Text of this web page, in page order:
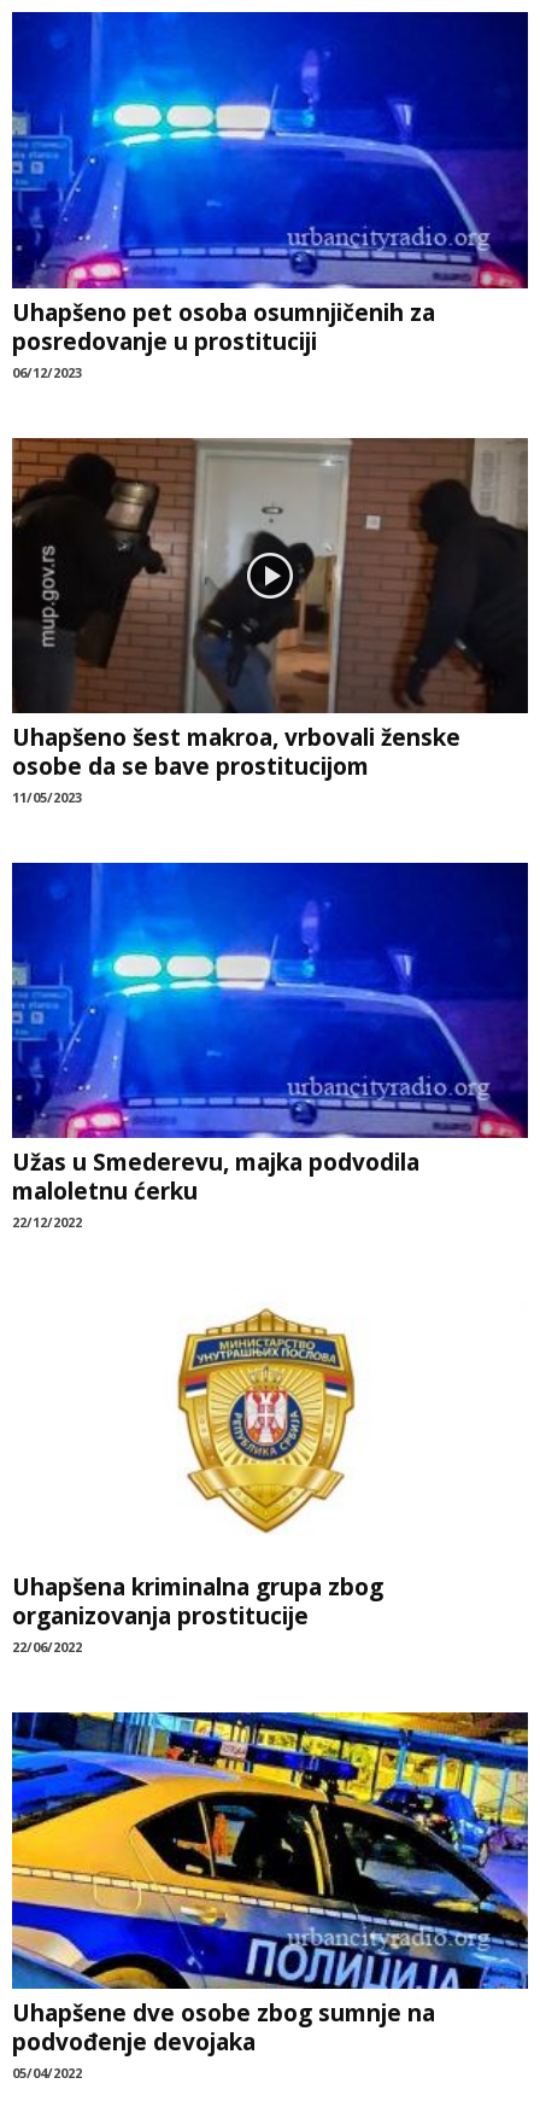
Uhapšeno pet osoba osumnjičenih za
posredovanje u prostituciji
06/12/2023
Uhapšeno šest makroa, vrbovali ženske
osobe da se bave prostitucijom
11/05/2023
Užas u Smederevu, majka podvodila
maloletnu ćerku
22/12/2022
Uhapšena kriminalna grupa zbog
organizovanja prostitucije
22/06/2022
Uhapšene dve osobe zbog sumnje na
podvođenje devojaka
05/04/2022